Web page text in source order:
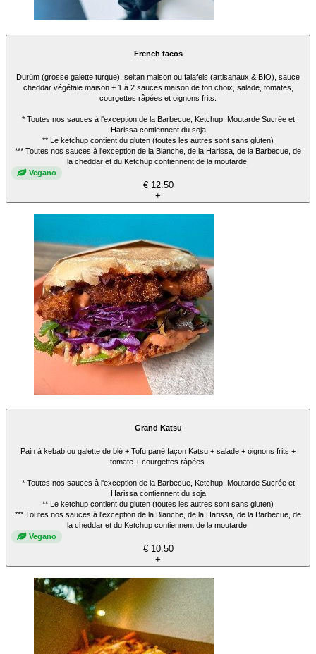
French tacos
Durüm (grosse galette turque), seitan maison ou falafels (artisanaux & BIO), sauce
cheddar végétale maison + 1 à 2 sauces maison de ton choix, salade, tomates,
courgettes râpées et oignons frits.
* Toutes nos sauces à l'exception de la Barbecue, Ketchup, Moutarde Sucrée et
Harissa contiennent du soja
** Le ketchup contient du gluten (toutes les autres sont sans gluten)
*** Toutes nos sauces à l'exception de la Blanche, de la Harissa, de la Barbecue, de
la cheddar et du Ketchup contiennent de la moutarde.
Vegano
€ 12.50
+
Grand Katsu
Pain à kebab ou galette de blé + Tofu pané façon Katsu + salade + oignons frits +
tomate + courgettes râpées
* Toutes nos sauces à l'exception de la Barbecue, Ketchup, Moutarde Sucrée et
Harissa contiennent du soja
** Le ketchup contient du gluten (toutes les autres sont sans gluten)
*** Toutes nos sauces à l'exception de la Blanche, de la Harissa, de la Barbecue, de
la cheddar et du Ketchup contiennent de la moutarde.
Vegano
€ 10.50
+